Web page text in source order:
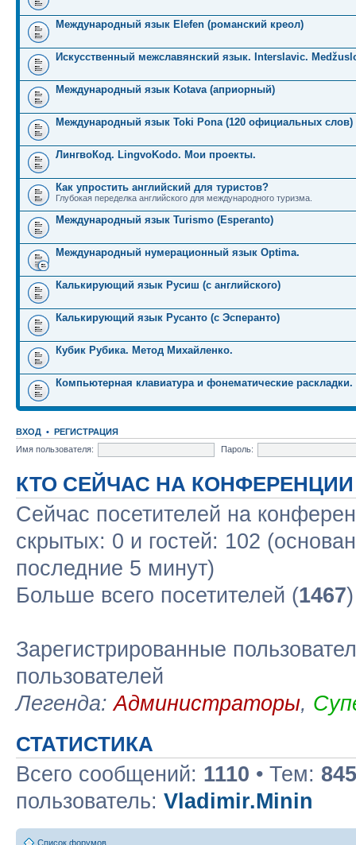
Международный язык Elefen (романский креол)
Искусственный межславянский язык. Interslavic.
Международный язык Kotava (априорный)
Международный язык Toki Pona (120 официальных слов)
ЛингвоКод. LingvoKodo. Мои проекты.
Как упростить английский для туристов?
Глубокая переделка английского для международного туризма.
Международный язык Turismo (Esperanto)
Международный нумерационный язык Optima.
Калькирующий язык Русиш (с английского)
Калькирующий язык Русанто (с Эсперанто)
Кубик Рубика. Метод Михайленко.
Компьютерная клавиатура и фонематические раскладки.
ВХОД • РЕГИСТРАЦИЯ
Имя пользователя:
Пароль:
КТО СЕЙЧАС НА КОНФЕРЕНЦИИ
Сейчас посетителей на
скрытых: 0 и гостей: 102
последние 5 минут)
Больше всего посетителей (1467
Зарегистрированные
пользователей
Легенда:Администраторы,
СТАТИСТИКА
Всего сообщений: 1110 • Тем: 845
пользователь: Vladimir.Minin
Список форумов